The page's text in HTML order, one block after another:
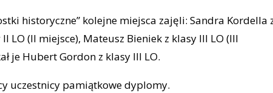
historyczne” kolejne miejsca zajęli: Sandra Kordella
LO (II miejsce), Mateusz Bieniek z klasy III LO (III
je Hubert Gordon z klasy III LO.
uczestnicy pamiątkowe dyplomy.